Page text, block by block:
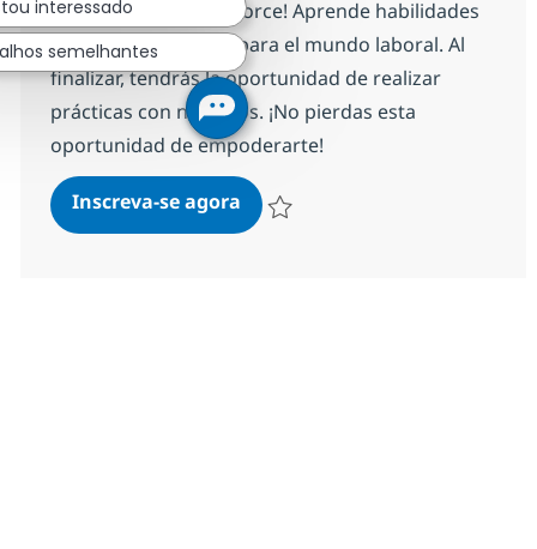
Girls Power en Salesforce! Aprende habilidades
valiosas y prepárate para el mundo laboral. Al
finalizar, tendrás la oportunidad de realizar
prácticas con nosotros. ¡No pierdas esta
oportunidad de empoderarte!
Inscreva-se agoraTech Girl Powers - Salesforce
interessado
semelhantes